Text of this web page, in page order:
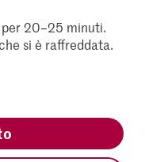
20–25 minuti.
si è raffreddata.